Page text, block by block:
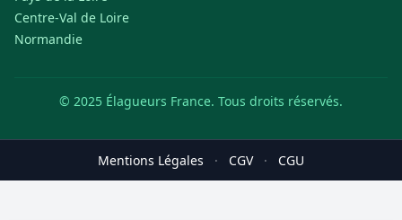
Centre-Val de Loire
Normandie
© 2025 Élagueurs France. Tous droits réservés.
Mentions Légales · CGV · CGU